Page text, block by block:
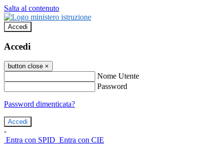
Salta al contenuto
Accedi
Accedi
button close ×
Nome Utente
Password
Password dimenticata?
-
Entra con SPID Entra con CIE